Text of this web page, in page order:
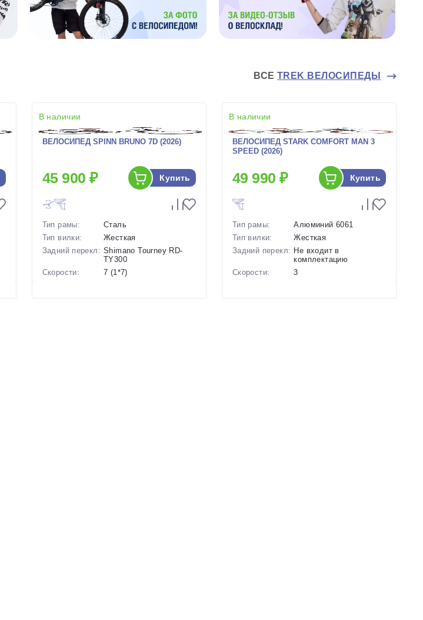
ВСЕTREK ВЕЛОСИПЕДЫ
В наличии
ВЕЛОСИПЕД SPINN BRUNO 7D (2026)
45 900 ₽ Купить
Тип рамы:
Сталь
Тип вилки:
Жесткая
Задний перекл: Shimano Tourney RD-
TY300
Скорости:
7 (1*7)
В наличии
ВЕЛОСИПЕД STARK COMFORT MAN 3
SPEED (2026)
49 990 ₽ Купить
Тип рамы:
Алюминий 6061
Тип вилки:
Жесткая
Задний перекл: Не входит в
комплектацию
Скорости:
3